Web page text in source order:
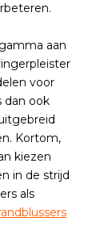
aan
voor
dan ook
Kortom,
kiezen
in de strijd
als